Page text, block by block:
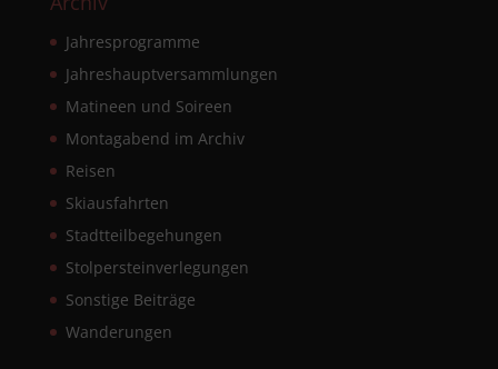
Jahresprogramme
Jahreshauptversammlungen
Matineen und Soireen
Montagabend im Archiv
Reisen
Skiausfahrten
Stadtteilbegehungen
Stolpersteinverlegungen
Sonstige Beiträge
Wanderungen